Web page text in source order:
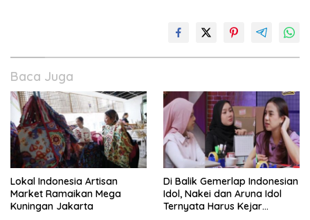
Baca Juga
Lokal Indonesia Artisan
Market Ramaikan Mega
Kuningan Jakarta
Di Balik Gemerlap Indonesian
Idol, Nakei dan Aruna Idol
Ternyata Harus Kejar